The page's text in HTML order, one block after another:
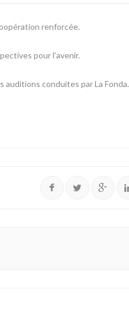
renforcée.
pour l’avenir.
conduites par La Fonda.